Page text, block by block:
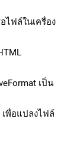
ไฟล์ในเครื่อง
เป็น
เพื่อแปลงไฟล์